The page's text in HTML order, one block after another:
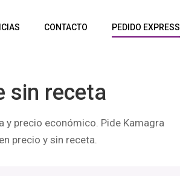
CONTACTO PEDIDO EXPRESS
sin receta
y precio económico. Pide Kamagra
precio y sin receta.